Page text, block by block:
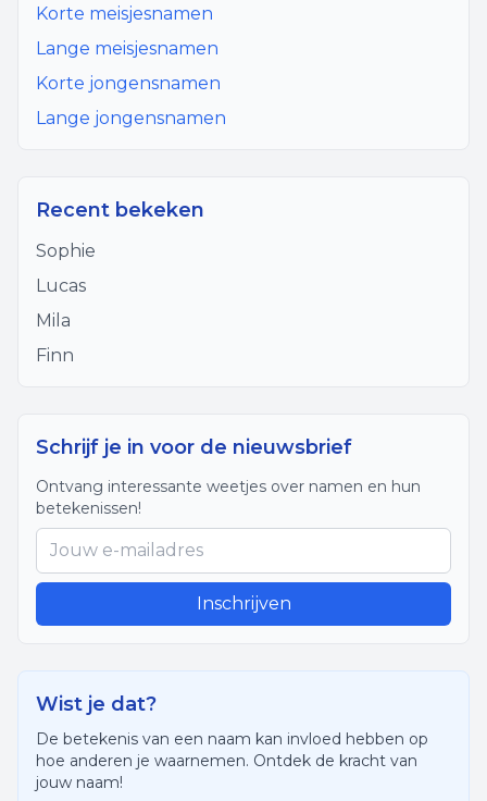
Korte meisjesnamen
Lange meisjesnamen
Korte jongensnamen
Lange jongensnamen
Recent bekeken
Sophie
Lucas
Mila
Finn
Schrijf je in voor de nieuwsbrief
Ontvang interessante weetjes over namen en hun
betekenissen!
Inschrijven
Wist je dat?
De betekenis van een naam kan invloed hebben op
hoe anderen je waarnemen. Ontdek de kracht van
jouw naam!